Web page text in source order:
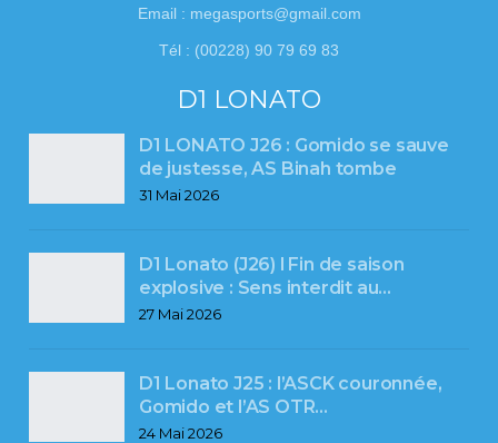
Email : megasports@gmail.com
Tél : (00228) 90 79 69 83
D1 LONATO
D1 LONATO J26 : Gomido se sauve
de justesse, AS Binah tombe
31 Mai 2026
D1 Lonato (J26) l Fin de saison
explosive : Sens interdit au…
27 Mai 2026
D1 Lonato J25 : l’ASCK couronnée,
Gomido et l’AS OTR…
24 Mai 2026